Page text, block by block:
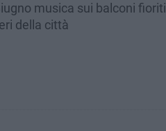
musica sui balconi
della città